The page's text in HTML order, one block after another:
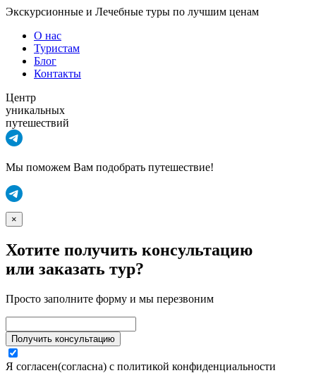
Экскурсионные и Лечебные туры по лучшим ценам
О нас
Туристам
Блог
Контакты
Центр
уникальных
путешествий
Мы поможем Вам подобрать путешествие!
×
Хотите получить консультацию
или заказать тур?
Просто заполните форму и мы перезвоним
Я согласен(согласна) с политикой конфиденциальности